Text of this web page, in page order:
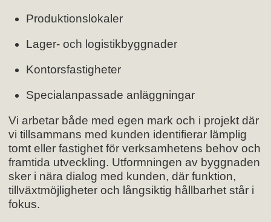
Produktionslokaler
Lager- och logistikbyggnader
Kontorsfastigheter
Specialanpassade anläggningar
Vi arbetar både med egen mark och i projekt där
vi tillsammans med kunden identifierar lämplig
tomt eller fastighet för verksamhetens behov och
framtida utveckling. Utformningen av byggnaden
sker i nära dialog med kunden, där funktion,
tillväxtmöjligheter och långsiktig hållbarhet står i
fokus.